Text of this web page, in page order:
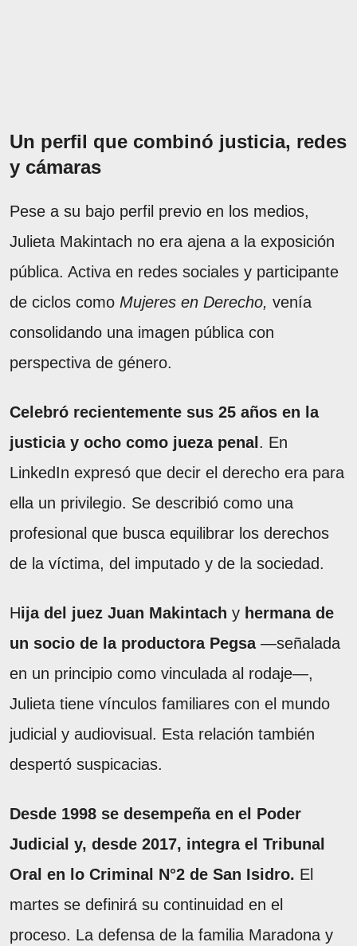
Un perfil que combinó justicia, redes
y cámaras
Pese a su bajo perfil previo en los medios,
Julieta Makintach no era ajena a la exposición
pública. Activa en redes sociales y participante
de ciclos como Mujeres en Derecho, venía
consolidando una imagen pública con
perspectiva de género.
Celebró recientemente sus 25 años en la
justicia y ocho como jueza penal . En
LinkedIn expresó que decir el derecho era para
ella un privilegio. Se describió como una
profesional que busca equilibrar los derechos
de la víctima, del imputado y de la sociedad.
Hija del juez Juan Makintach y hermana de
un socio de la productora Pegsa—señalada
en un principio como vinculada al rodaje—,
Julieta tiene vínculos familiares con el mundo
judicial y audiovisual. Esta relación también
despertó suspicacias.
Desde 1998 se desempeña en el Poder
Judicial y, desde 2017, integra el Tribunal
Oral en lo Criminal N°2 de San Isidro. El
martes se definirá su continuidad en el
proceso. La defensa de la familia Maradona y